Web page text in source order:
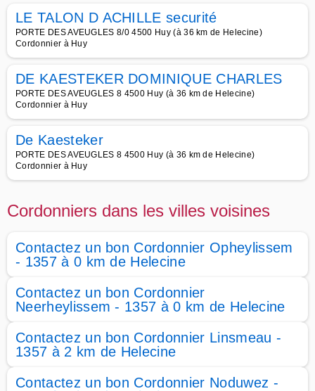
LE TALON D ACHILLE securité
PORTE DES AVEUGLES 8/0 4500 Huy (à 36 km de Helecine)
Cordonnier à Huy
DE KAESTEKER DOMINIQUE CHARLES
PORTE DES AVEUGLES 8 4500 Huy (à 36 km de Helecine)
Cordonnier à Huy
De Kaesteker
PORTE DES AVEUGLES 8 4500 Huy (à 36 km de Helecine)
Cordonnier à Huy
Cordonniers dans les villes voisines
Contactez un bon Cordonnier Opheylissem
- 1357 à 0 km de Helecine
Contactez un bon Cordonnier
Neerheylissem - 1357 à 0 km de Helecine
Contactez un bon Cordonnier Linsmeau -
1357 à 2 km de Helecine
Contactez un bon Cordonnier Noduwez -